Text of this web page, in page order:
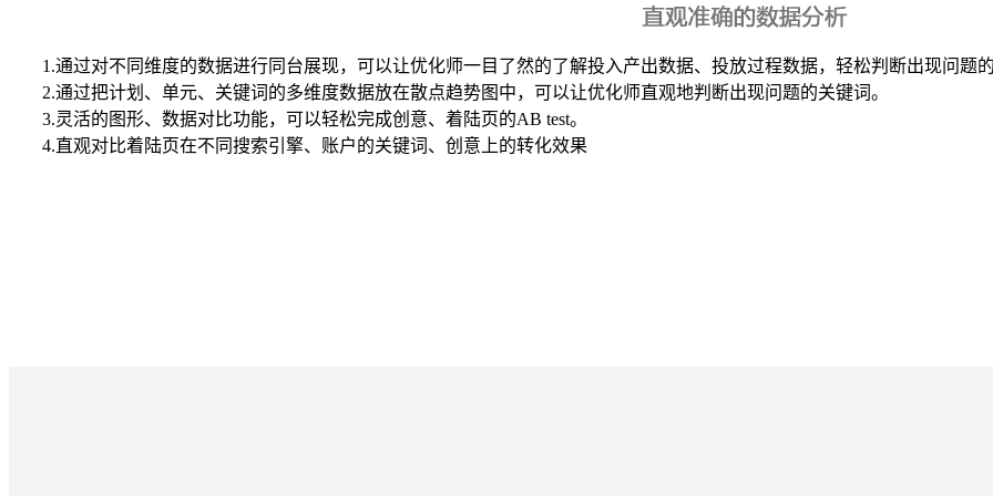
1.通过对不同维度的数据进行同台展现，可以让优化师一目了然的了解投入产出数据、投放过程数据，轻松判断出现问题
2.通过把计划、单元、关键词的多维度数据放在散点趋势图中，可以让优化师直观地判断出现问题的关键词。
3.灵活的图形、数据对比功能，可以轻松完成创意、着陆页的AB test。
4.直观对比着陆页在不同搜索引擎、账户的关键词、创意上的转化效果